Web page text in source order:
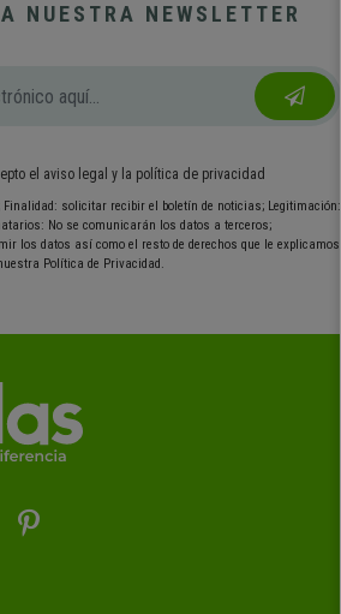
NUESTRA NEWSLETTER
el aviso legal y la política de privacidad
Finalidad: solicitar recibir el boletín de noticias; Legitimación:
No se comunicarán los datos a terceros;
los datos así como el resto de derechos que le explicamos
Política de Privacidad.